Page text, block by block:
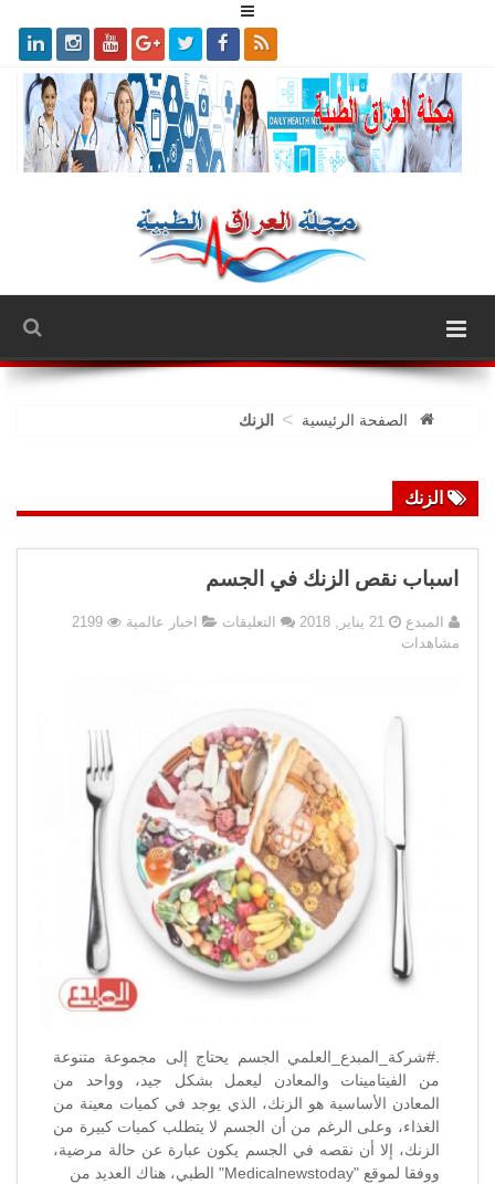
الصفحة الرئيسية > الزنك
الزنك
اسباب نقص الزنك في الجسم
المبدع 21 يناير, 2018 التعليقات على
الجسم
مغلقة
اخبار عالمية
2199
مشاهدات
.#شركة_المبدع_العلمي الجسم يحتاج إلى مجموعة متنوعة
من الفيتامينات والمعادن ليعمل بشكل جيد، وواحد من
المعادن الأساسية هو الزنك، الذي يوجد في كميات معينة من
الغذاء، وعلى الرغم من أن الجسم لا يتطلب كميات كبيرة من
الزنك، إلا أن نقصه في الجسم يكون عبارة عن حالة مرضية،
ووفقا لموقع "Medicalnewstoday" الطبي، هناك العديد من